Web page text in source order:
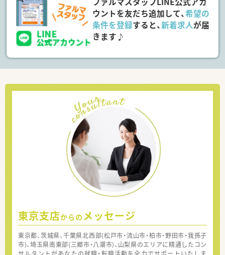
ウントを友だち追加して、希望の
条件を登録すると、新着求人が届
きます♪
東京支店からの メッセージ
東京都、茨城県、千葉県北西部(松戸市・流山市・柏市・野田市・我孫子
市)、埼玉県南東部(三郷市・八潮市)、山梨県のエリアに精通したコン